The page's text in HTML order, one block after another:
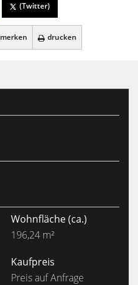
(Twitter)
merken drucken
Wohnfläche(ca.)
196,24 m²
Kaufpreis
Preis auf Anfrage